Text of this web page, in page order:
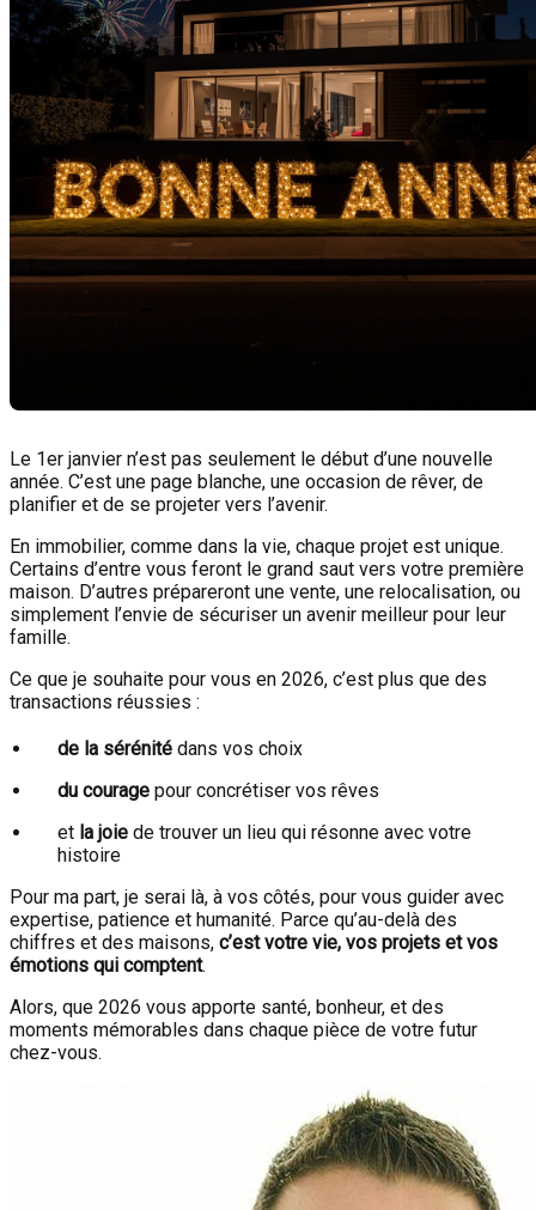
Le 1er janvier n’est pas seulement le début d’une nouvelle
année. C’est une page blanche, une occasion de rêver, de
planifier et de se projeter vers l’avenir.
En immobilier, comme dans la vie, chaque projet est unique.
Certains d’entre vous feront le grand saut vers votre première
maison. D’autres prépareront une vente, une relocalisation, ou
simplement l’envie de sécuriser un avenir meilleur pour leur
famille.
Ce que je souhaite pour vous en 2026, c’est plus que des
transactions réussies :
de la sérénité dans vos choix
du courage pour concrétiser vos rêves
et la joie de trouver un lieu qui résonne avec votre
histoire
Pour ma part, je serai là, à vos côtés, pour vous guider avec
expertise, patience et humanité. Parce qu’au-delà des
chiffres et des maisons, c’est votre vie, vos projets et vos
émotions qui comptent.
Alors, que 2026 vous apporte santé, bonheur, et des
moments mémorables dans chaque pièce de votre futur
chez-vous.